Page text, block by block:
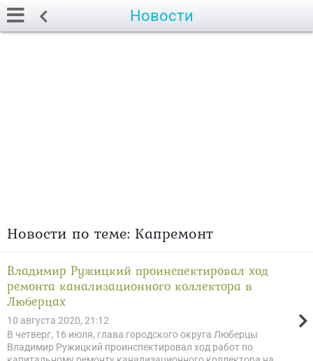
Новости
Новости по теме: Капремонт
Владимир Ружицкий проинспектировал ход
ремонта канализационного коллектора в
Люберцах
10 августа 2020, 21:12
В четверг, 16 июля, глава городского округа Люберцы
Владимир Ружицкий проинспектировал ход работ по